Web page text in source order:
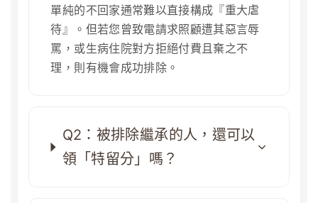
單純的不回家通常難以直接構成『重大虐
待』。但若您曾致電請求照顧遭其惡言辱
罵，或生病住院對方拒絕付費且棄之不
理，則有機會成功排除。
Q2：被排除繼承的人，還可以
領「特留分」嗎？